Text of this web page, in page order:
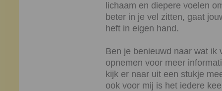
lichaam en diepere voelen
beter in je vel zitten, gaat
heft in eigen hand.
Ben je benieuwd naar wat ik
opnemen voor meer
kijk er naar uit een stukje
ook voor mij is het iedere